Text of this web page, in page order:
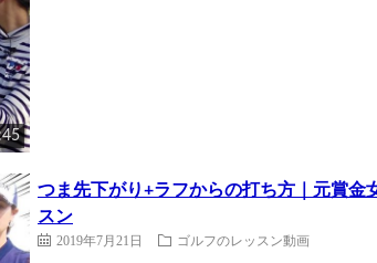
つま先下がり+ラフからの打ち方｜元賞金
スン
2019年7月21日 ゴルフのレッスン動画